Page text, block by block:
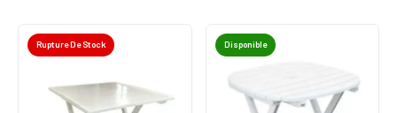
Rupture De Stock Disponible